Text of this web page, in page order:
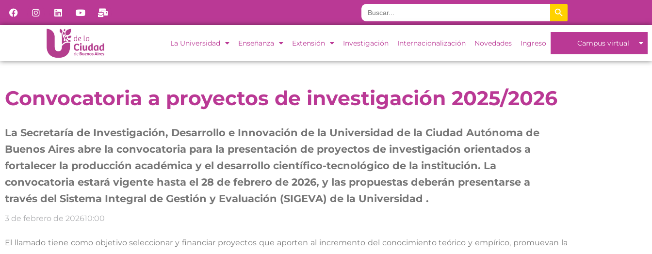
Buscar: Botón de búsqueda
La Universidad Enseñanza Extensión Investigación Internacionalización Novedades Ingreso Campus virtual
Convocatoria a proyectos de investigación 2025/2026
La Secretaría de Investigación, Desarrollo e Innovación de la Universidad de la Ciudad Autónoma de
Buenos Aires abre la convocatoria para la presentación de proyectos de investigación orientados a
fortalecer la producción académica y el desarrollo científico-tecnológico de la institución. La
convocatoria estará vigente hasta el 28 de febrero de 2026, y las propuestas deberán presentarse a
través del Sistema Integral de Gestión y Evaluación (SIGEVA) de la Universidad .
3 de febrero de 202610:00
El llamado tiene como objetivo seleccionar y financiar proyectos que aporten al incremento del conocimiento teórico y empírico, promuevan la